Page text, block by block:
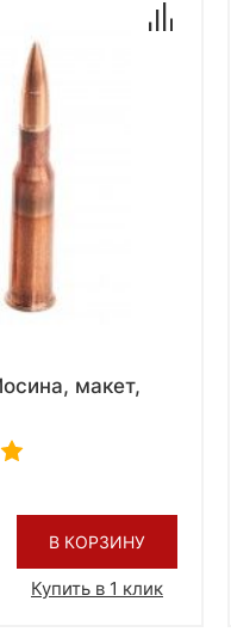
макет,
В КОРЗИНУ
Купить в 1 клик